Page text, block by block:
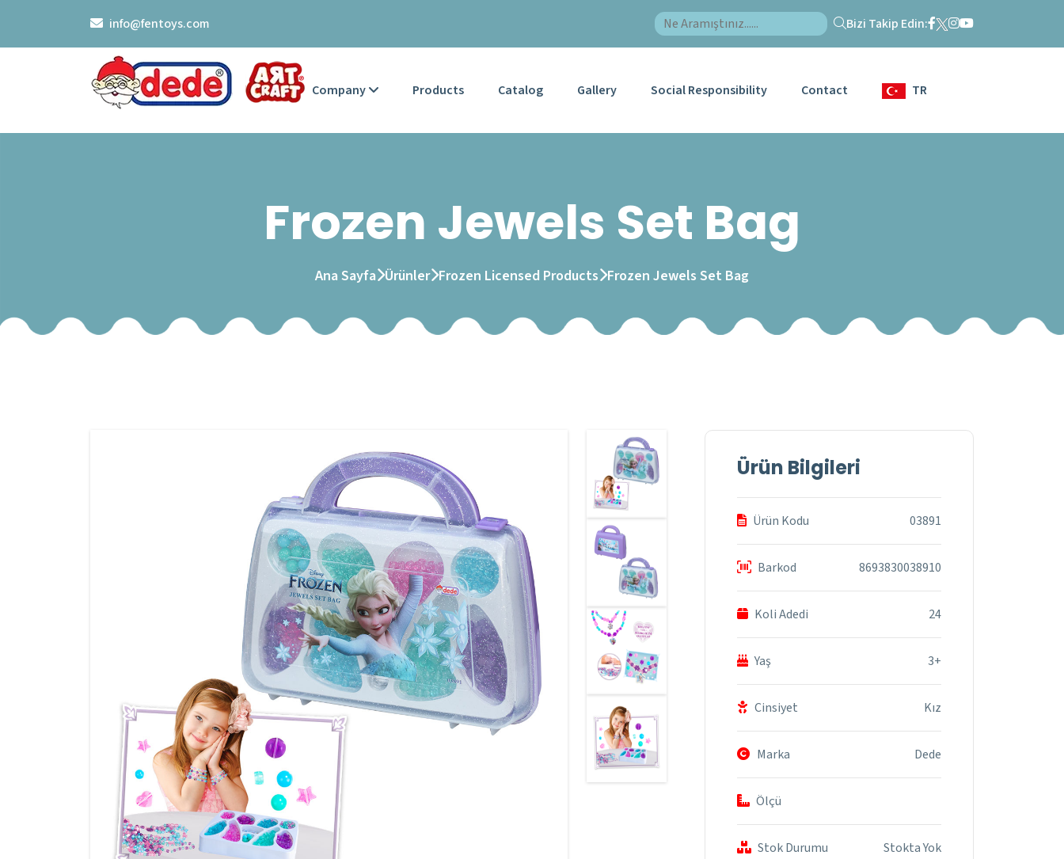
info@fentoys.com Bizi Takip Edin:
Company Products Catalog Gallery Social Responsibility Contact TR
Frozen Jewels Set Bag
Ana Sayfa Ürünler Frozen Licensed Products Frozen Jewels Set Bag
Ürün Bilgileri
Ürün Kodu 03891
Barkod 8693830038910
Koli Adedi 24
Yaş 3+
Cinsiyet Kız
Marka Dede
Ölçü
Stok Durumu Stokta Yok